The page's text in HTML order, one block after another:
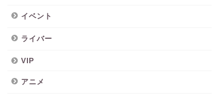
イベント
ライバー
VIP
アニメ